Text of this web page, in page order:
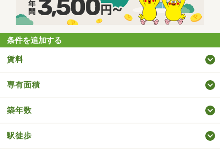
条件を追加する
賃料
専有面積
築年数
駅徒歩